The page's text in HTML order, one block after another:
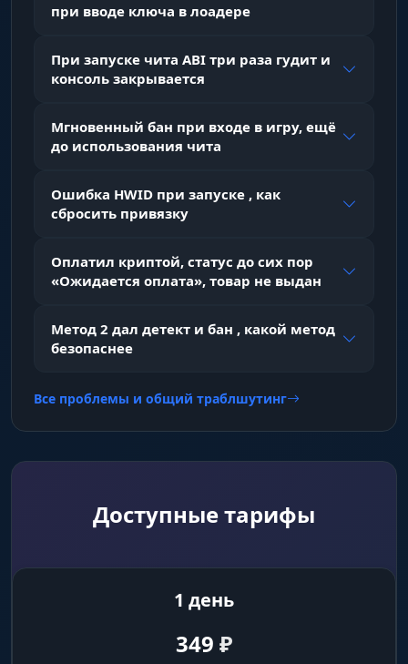
при вводе ключа в лоадере
При запуске чита ABI три раза гудит и
консоль закрывается
Мгновенный бан при входе в игру, ещё
до использования чита
Ошибка HWID при запуске , как
сбросить привязку
Оплатил криптой, статус до сих пор
«Ожидается оплата», товар не выдан
Метод 2 дал детект и бан , какой метод
безопаснее
Все проблемы и общий траблшутинг
Доступные тарифы
1 день
349 ₽